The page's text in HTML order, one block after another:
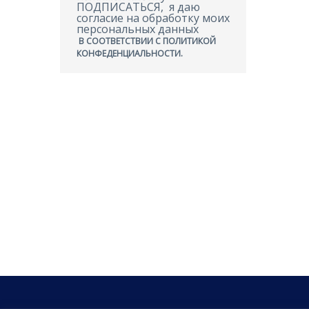
ПОДПИСАТЬСЯ, я даю
согласие на обработку моих
персональных данных
В СООТВЕТСТВИИ С ПОЛИТИКОЙ
КОНФЕДЕНЦИАЛЬНОСТИ.